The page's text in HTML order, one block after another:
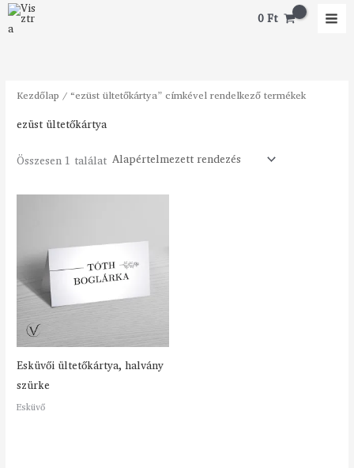
Skip
to
0Ft
Kezdőlap / “ezüst ültetőkártya” címkével rendelkező termékek
ezüst ültetőkártya
Összesen 1 találat
Esküvői ültetőkártya, halvány
szürke
Esküvő